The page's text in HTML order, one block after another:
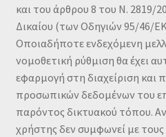
και του άρθρου 8 του Ν. 2819/
Δικαίου (των Οδηγιών 95/46/
Οποιαδήποτε ενδεχόμενη
νομοθετική ρύθμιση θα έχει
εφαρμογή στη διαχείριση και
προσωπικών δεδομένων του
παρόντος δικτυακού τόπου.
χρήστης δεν συμφωνεί με